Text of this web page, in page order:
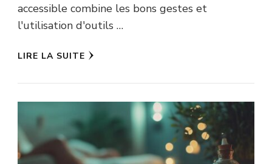
accessible combine les bons gestes et
l'utilisation d'outils …
LIRE LA SUITE